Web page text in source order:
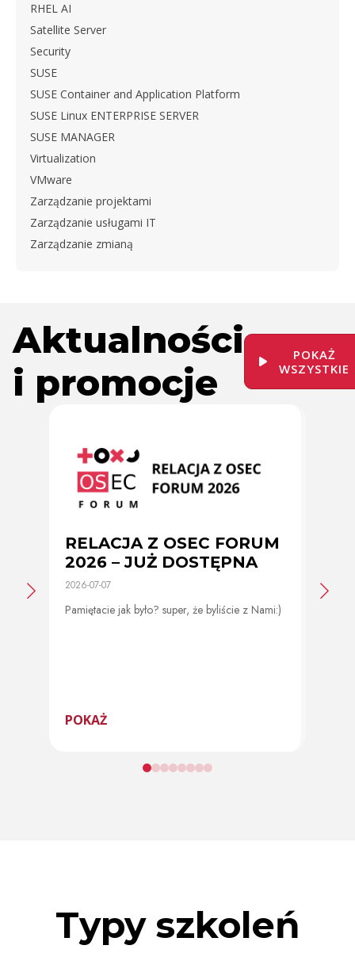
RHEL AI
Satellite Server
Security
SUSE
SUSE Container and Application Platform
SUSE Linux ENTERPRISE SERVER
SUSE MANAGER
Virtualization
VMware
Zarządzanie projektami
Zarządzanie usługami IT
Zarządzanie zmianą
Aktualności
i promocje
POKAŻ
WSZYSTKIE
RELACJA Z OSEC FORUM
2026 – JUŻ DOSTĘPNA
2026-07-07
Pamiętacie jak było? super, że byliście z Nami:)
POKAŻ
2026-
Typy szkoleń